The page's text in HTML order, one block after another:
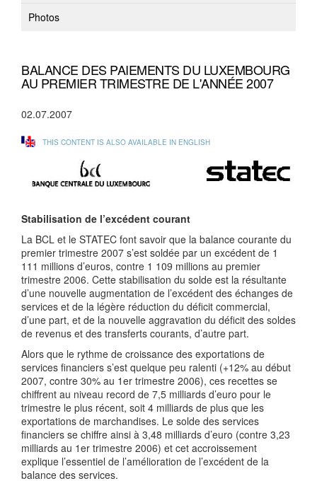
Photos
BALANCE DES PAIEMENTS DU LUXEMBOURG
AU PREMIER TRIMESTRE DE L'ANNÉE 2007
02.07.2007
THIS CONTENT IS ALSO AVAILABLE IN ENGLISH
Stabilisation de l’excédent courant
La BCL et le STATEC font savoir que la balance courante du
premier trimestre 2007 s’est soldée par un excédent de 1
111 millions d’euros, contre 1 109 millions au premier
trimestre 2006. Cette stabilisation du solde est la résultante
d’une nouvelle augmentation de l’excédent des échanges de
services et de la légère réduction du déficit commercial,
d’une part, et de la nouvelle aggravation du déficit des soldes
de revenus et des transferts courants, d’autre part.
Alors que le rythme de croissance des exportations de
services financiers s’est quelque peu ralenti (+12% au début
2007, contre 30% au 1er trimestre 2006), ces recettes se
chiffrent au niveau record de 7,5 milliards d’euro pour le
trimestre le plus récent, soit 4 milliards de plus que les
exportations de marchandises. Le solde des services
financiers se chiffre ainsi à 3,48 milliards d’euro (contre 3,23
milliards au 1er trimestre 2006) et cet accroissement
explique l’essentiel de l’amélioration de l’excédent de la
balance des services.